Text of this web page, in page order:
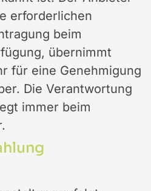
erforderlichen
beim
übernimmt
für eine Genehmigung
Die Verantwortung
immer beim